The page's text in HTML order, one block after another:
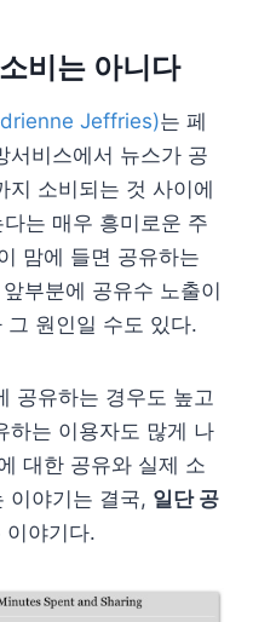
비는 아니다
Jeffries)는 페
서비스에서 뉴스가 공
지 소비되는 것 사이에
는 매우 흥미로운 주
맘에 들면 공유하는
부분에 공유수 노출이
그 원인일 수도 있다.
공유하는 경우도 높고
하는 이용자도 많게 나
대한 공유와 실제 소
이야기는 결국, 일단 공
이야기다.